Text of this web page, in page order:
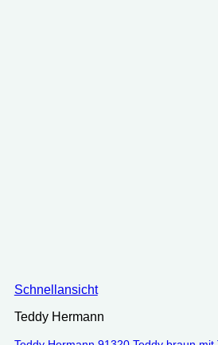
Schnellansicht
Teddy Hermann